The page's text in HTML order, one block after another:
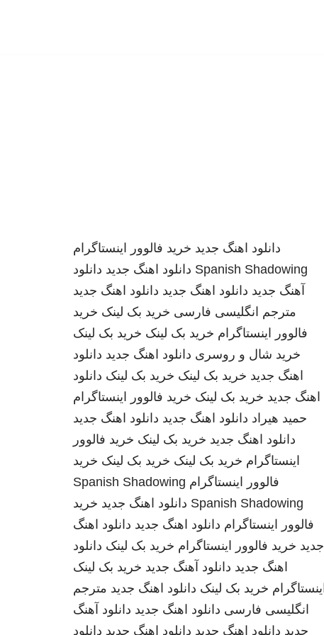
دانلود اهنگ جدید خرید فالوور اینستاگرام
Spanish Shadowing دانلود اهنگ جدید دانلود
آهنگ جدید دانلود اهنگ جدید دانلود اهنگ جدید
مترجم انگلیسی فارسی خرید بک لینک خرید
فالوور اینستاگرام خرید بک لینک خرید بک لینک
خرید شال و روسری دانلود اهنگ جدید دانلود
اهنگ جدید خرید بک لینک خرید بک لینک دانلود
اهنگ جدید خرید بک لینک خرید فالوور اینستاگرام
حمید هیراد دانلود اهنگ جدید دانلود اهنگ جدید
دانلود اهنگ جدید خرید بک لینک خرید فالوور
اینستاگرام خرید بک لینک خرید بک لینک خرید
فالوور اینستاگرام Spanish Shadowing
Spanish Shadowing دانلود اهنگ جدید خرید
فالوور اینستاگرام دانلود اهنگ جدید دانلود اهنگ
جدید خرید فالوور اینستاگرام خرید بک لینک دانلود
اهنگ جدید دانلود آهنگ جدید خرید بک لینک
اینستاگرام خرید بک لینک دانلود اهنگ جدید مترجم
انگلیسی فارسی دانلود اهنگ جدید دانلود آهنگ
جدید دانلود اهنگ جدید دانلود اهنگ جدید دانلود